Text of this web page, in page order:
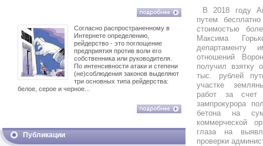
Согласно распространенному в
Интернете определению,
рейдерство - это поглощение
предприятия против воли его
собственника или руководителя.
По интенсивности атаки и степени
(не)соблюдения законов выделяют
три основных типа рейдерства:
белое, серое и черное...
Публикации
В 2018 году
путем
стоимостью
Максима
департаменту
отношений
получил взятку
тыс. рублей
участке
работ за счет
зампрокурора
бетона на
коммерческой
глаза на
проверки